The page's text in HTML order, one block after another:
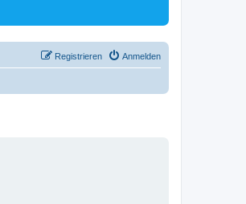
Anmelden
Registrieren